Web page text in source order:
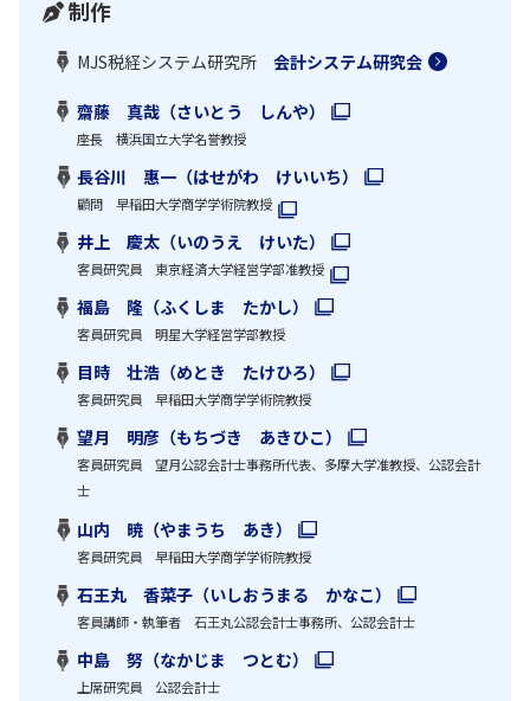
制作
MJS税経システム研究所 会計システム研究会
齋藤 真哉（さいとう しんや）
座長 横浜国立大学名誉教授
長谷川 惠一（はせがわ けいいち）
顧問 早稲田大学商学学術院教授
井上 慶太（いのうえ けいた）
客員研究員 東京経済大学経営学部准教授
福島 隆（ふくしま たかし）
客員研究員 明星大学経営学部教授
目時 壮浩（めとき たけひろ）
客員研究員 早稲田大学商学学術院教授
望月 明彦（もちづき あきひこ）
客員研究員 望月公認会計士事務所代表、多摩大学准教授、公認会計
士
山内 暁（やまうち あき）
客員研究員 早稲田大学商学学術院教授
石王丸 香菜子（いしおうまる かなこ）
客員講師・執筆者 石王丸公認会計士事務所、公認会計士
中島 努（なかじま つとむ）
上席研究員 公認会計士